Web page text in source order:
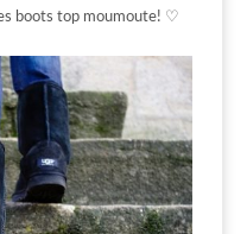
boots top moumoute! ♡